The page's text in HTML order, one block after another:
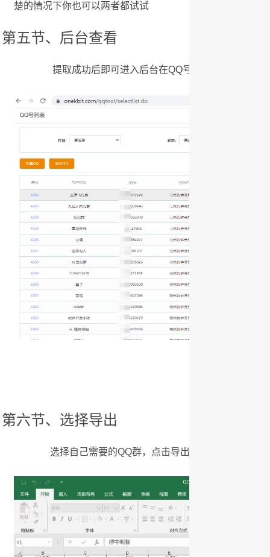
楚的情况下你也可以两者都试试
第五节、后台查看
提取成功后即可进入后台在QQ号列表中查看自己提
第六节、选择导出
选择自己需要的QQ群，点击导出按钮，即可将所有